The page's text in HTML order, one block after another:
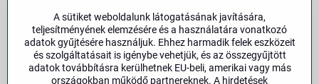
Vásárlástól való elállás menete és feltételei.
Elállás a szerződéstől
Impresszum
Üzemeltetői adatok és jogi tudnivalók.
A sütiket weboldalunk látogatásának javítására,
teljesítményének elemzésére és a használatára vonatkozó
adatok gyűjtésére használjuk. Ehhez harmadik felek eszközeit
és szolgáltatásait is igénybe vehetjük, és az összegyűjtött
adatok továbbításra kerülhetnek EU-beli, amerikai vagy más
országokban működő partnereknek. A hirdetések